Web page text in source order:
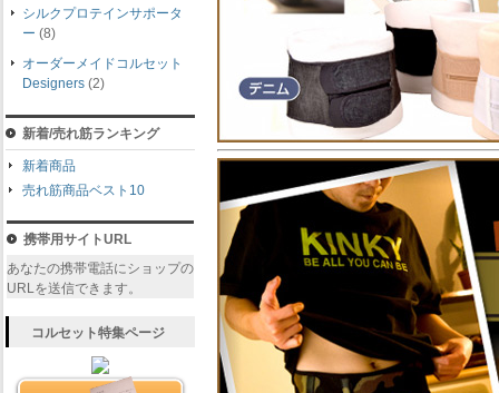
シルクプロテインサポータ
ー (8)
オーダーメイドコルセット
Designers (2)
新着/売れ筋ランキング
新着商品
売れ筋商品ベスト10
携帯用サイトURL
あなたの携帯電話にショップの
URLを送信できます。
コルセット特集ページ